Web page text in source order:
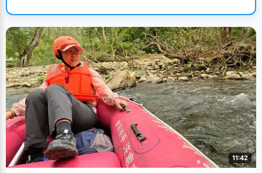
那短暂的辉煌，而是在此过程中一次又一次取得胜利的成就感。 家庭教
通过生活中的事物点滴启蒙，循循善诱。"妈妈经常在上班的路上教我
识字，看到什么就教我什么。比如过马路看到红绿灯，就教我&lsquo;
灯&rsquo;字怎么写。第二天再路过这里，就问我还记得&lsquo;灯
&rsquo;字怎么写吗？然后教我张灯结彩这个词，第三天在&lsquo;张灯
结彩&rsquo;的基础上，教我一句话。"就这样，在上学之前，陈俊任已
经认识了很多的词句，并且形成了很好的思维和学习习惯。 陈俊任的爸
爸是一名医生，为参加各种考试，常常在家以书为伴。受爸爸影响，陈
俊任从小就喜欢看书，妈妈买回来的小人书几天就看完了，和书籍结下
不解之缘。 拿第一是应该的 小学的第一次考试，陈俊任就拿了双百，
是班上的第一名，回家后非常高兴的把成绩拿给妈妈炫耀，结果妈妈跟
老师的夸奖不一样，是一脸不以为然的表情，"这是你应该得到的。"此
后，陈俊任连续拿了很多第一，从刚刚开始的兴奋和炫耀，渐渐形成了
习惯和当然，"小学到高中，一直都是第一，一般情况都要比别人高很
多分"，陈俊任说，"这都是我努力和坚持的结果"。 高中后的目标非常
明确，就是上一所好的大学，为此，陈俊任知道"必须三年如一日的努
11:42